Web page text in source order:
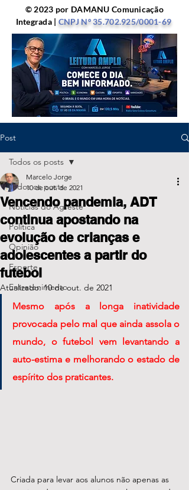
© 2023 por DAMANU Comunicação
Integrada | CNPJ Nº35.702.925/0001-69
Post
Todos os posts
Notícias do Agreste
Política
Opinião
Esporte
Entretenimento
Todos os posts
Vencendo pandemia, ADT
continua apostando na
evolução de crianças e
adolescentes a partir do
futebol
Marcelo Jorge
10 de out. de 2021
Atualizado:10 de out. de 2021
Mesmo após a longa inatividade
provocada pelo mal que ainda assola o
mundo, o futebol vem levantando a
auto-estima e melhorando o estado de
espírito dos praticantes.
Criada para levar aos alunos não apenas as